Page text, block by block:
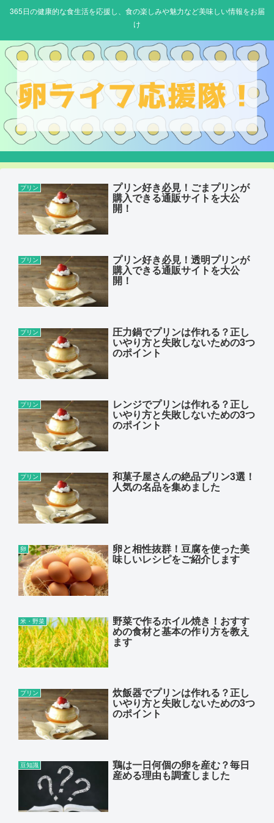
365日の健康的な食生活を応援し、食の楽しみや魅力など美味しい情報をお届
け
プリン プリン好き必見！ごまプリンが
購入できる通販サイトを大公
開！
プリン プリン好き必見！透明プリンが
購入できる通販サイトを大公
開！
プリン 圧力鍋でプリンは作れる？正し
いやり方と失敗しないための3つ
のポイント
プリン レンジでプリンは作れる？正し
いやり方と失敗しないための3つ
のポイント
プリン 和菓子屋さんの絶品プリン3選！
人気の名品を集めました
卵 卵と相性抜群！豆腐を使った美
味しいレシピをご紹介します
米・野菜 野菜で作るホイル焼き！おすす
めの食材と基本の作り方を教え
ます
プリン 炊飯器でプリンは作れる？正し
いやり方と失敗しないための3つ
のポイント
豆知識 鶏は一日何個の卵を産む？毎日
産める理由も調査しました